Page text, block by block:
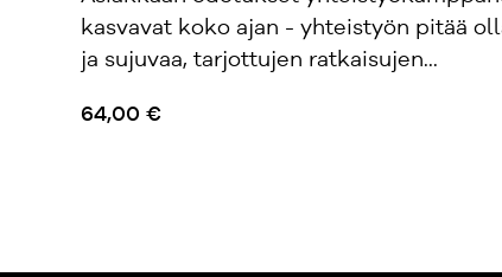
kasvavat koko ajan - yhteistyön pitää
ja sujuvaa, tarjottujen ratkaisujen...
64,00 €